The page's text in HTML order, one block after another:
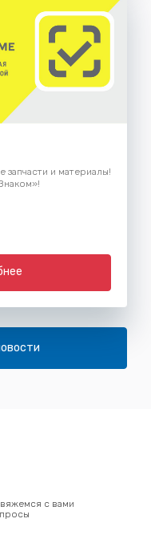
запчасти и материалы!
с вами